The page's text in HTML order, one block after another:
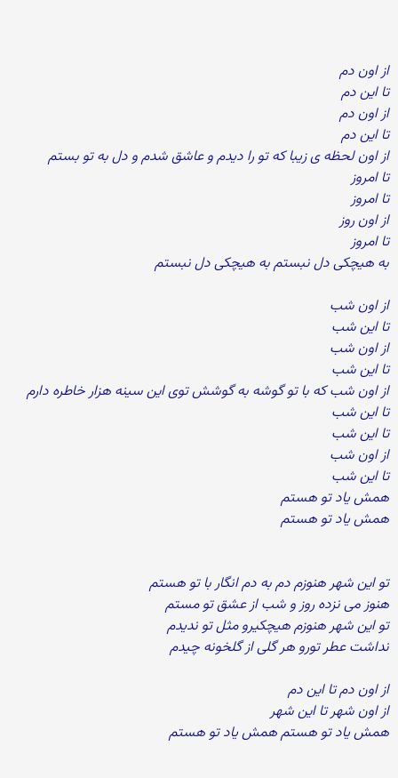
از اون دم
تا این دم
از اون دم
تا این دم
از اون لحظه ی زیبا که تو را دیدم و عاشق شدم و دل به تو بستم
تا امروز
تا امروز
از اون روز
تا امروز
به هیچکی دل نبستم به هیچکی دل نبستم
از اون شب
تا این شب
از اون شب
تا این شب
از اون شب که با تو گوشه به گوشش توی این سینه هزار خاطره دارم
تا این شب
تا این شب
از اون شب
تا این شب
همش یاد تو هستم
همش یاد تو هستم
تو این شهر هنوزم دم به دم انگار با تو هستم
هنوز می نزده روز و شب از عشق تو مستم
تو این شهر هنوزم هیچکیرو مثل تو ندیدم
نداشت عطر تورو هر گلی از گلخونه چیدم
از اون دم تا این دم
از اون شهر تا این شهر
همش یاد تو هستم همش یاد تو هستم